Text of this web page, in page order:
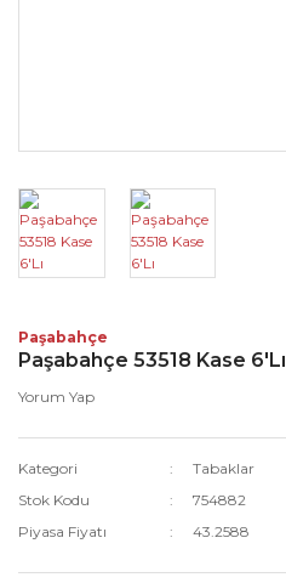
Paşabahçe
Paşabahçe 53518 Kase 6'Lı
Yorum Yap
Kategori
Tabaklar
Stok Kodu
754882
Piyasa Fiyatı
43.2588